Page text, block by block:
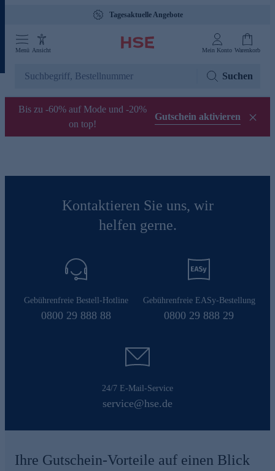
Tagesaktuelle Angebote
Menü Ansicht Mein Konto Warenkorb
Suchen
Bis zu -60% auf Mode und -20%
on top!
Gutschein aktivieren
Kontaktieren Sie uns, wir
helfen gerne.
Gebührenfreie Bestell-Hotline
0800 29 888 88
Gebührenfreie EASy-Bestellung
0800 29 888 29
24/7 E-Mail-Service
service@hse.de
Ihre Gutschein-Vorteile auf einen Blick